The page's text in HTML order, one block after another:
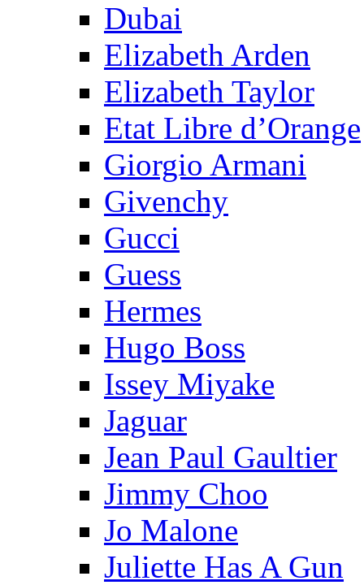
Dubai
Elizabeth Arden
Elizabeth Taylor
Etat Libre d’Orange
Giorgio Armani
Givenchy
Gucci
Guess
Hermes
Hugo Boss
Issey Miyake
Jaguar
Jean Paul Gaultier
Jimmy Choo
Jo Malone
Juliette Has A Gun